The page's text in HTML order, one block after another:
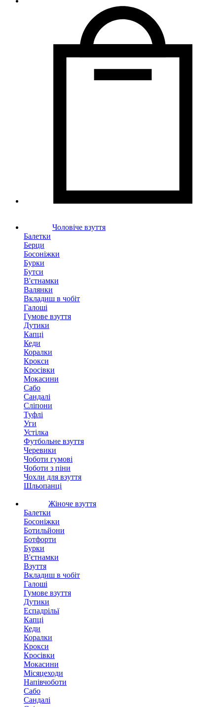
Чоловіче взуття
Балетки
Берци
Босоніжки
Бурки
Бутси
В'єтнамки
Валянки
Вкладиш в чобіт
Галоші
Гумове взуття
Дутики
Капці
Кеди
Коралки
Крокси
Кросівки
Мокасини
Сабо
Сандалі
Сліпони
Туфлі
Уги
Устілка
Футбольне взуття
Черевики
Чоботи гумові
Чоботи з піни
Чохли для взуття
Шльопанці
Жіноче взуття
Балетки
Босоніжки
Ботильйони
Ботфорти
Бурки
В'єтнамки
Взуття
Вкладиш в чобіт
Галоші
Гумове взуття
Дутики
Еспадрільї
Капці
Кеди
Коралки
Крокси
Кросівки
Мокасини
Місяцеходи
Напівчоботи
Сабо
Сандалі